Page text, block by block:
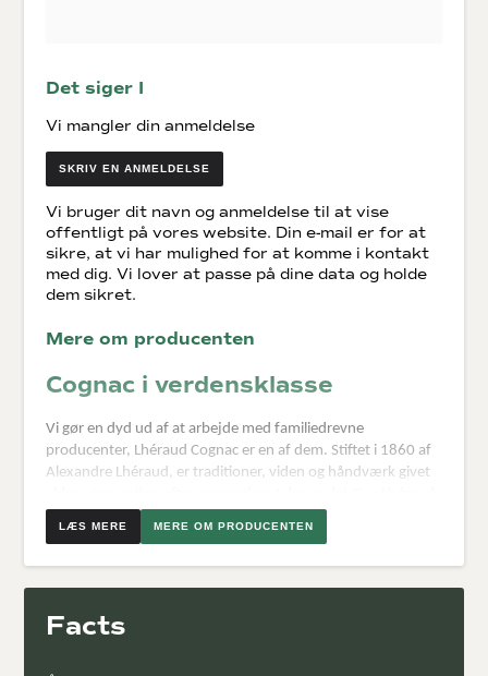
Det siger I
Vi mangler din anmeldelse
SKRIV EN ANMELDELSE
Vi bruger dit navn og anmeldelse til at vise
offentligt på vores website. Din e-mail er for at
sikre, at vi har mulighed for at komme i kontakt
med dig. Vi lover at passe på dine data og holde
dem sikret.
Mere om producenten
Cognac i verdensklasse
Vi gør en dyd ud af at arbejde med familiedrevne
producenter, Lhéraud Cognac er en af dem. Stiftet i 1860 af
Alexandre Lhéraud, er traditioner, viden og håndværk givet
der varetager huset. Selvfølgelig med hjælp fra hans familie.
Hvert år, når det bedste blend skal findes, er det familien der
grønne bakker, beplantet med druer til cognac
MERE OM PRODUCENTEN
Facts